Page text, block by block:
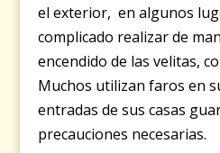
el exterior, en algunos
complicado realizar de
encendido de las velitas,
Muchos utilizan faros en
entradas de sus casas
precauciones necesarias.